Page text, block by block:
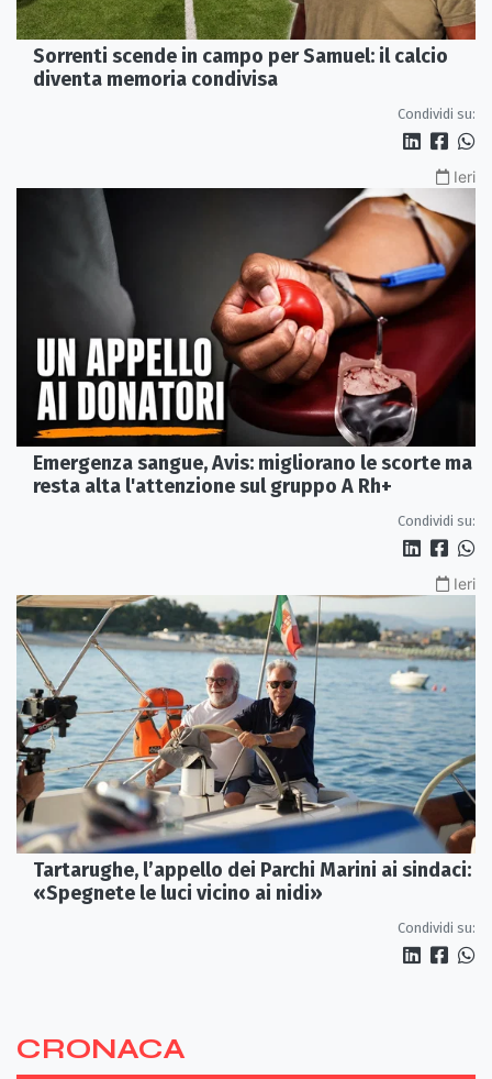
Sorrenti scende in campo per Samuel: il calcio
diventa memoria condivisa
Condividi su:
Ieri
Emergenza sangue, Avis: migliorano le scorte ma
resta alta l'attenzione sul gruppo A Rh+
Condividi su:
Ieri
Tartarughe, l’appello dei Parchi Marini ai sindaci:
«Spegnete le luci vicino ai nidi»
Condividi su:
CRONACA